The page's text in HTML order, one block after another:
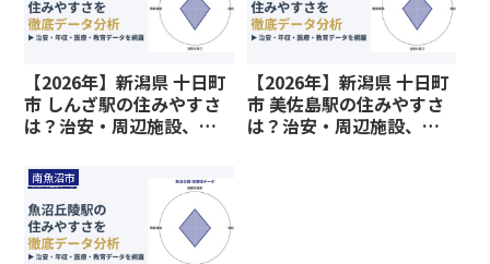
【2026年】新潟県 十日町
市 しんざ駅の住みやすさ
は？治安・周辺施設、教
る情報を解説
【2026年】新潟県 十日町
市 美佐島駅の住みやすさ
は？治安・周辺施設、教
南魚沼市